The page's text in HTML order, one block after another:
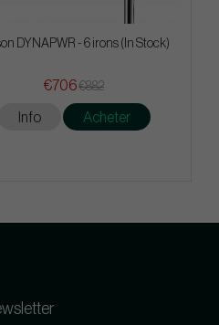
DYNAPWR - 6 irons (In Stock)
€706€882
Info Acheter